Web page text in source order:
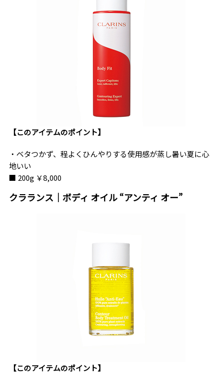
【このアイテムのポイント】
・ベタつかず、程よくひんやりする使用感が蒸し暑い夏に心
地いい
■ 200g ￥8,000
クラランス｜ボディ オイル “アンティ オー”
【このアイテムのポイント】